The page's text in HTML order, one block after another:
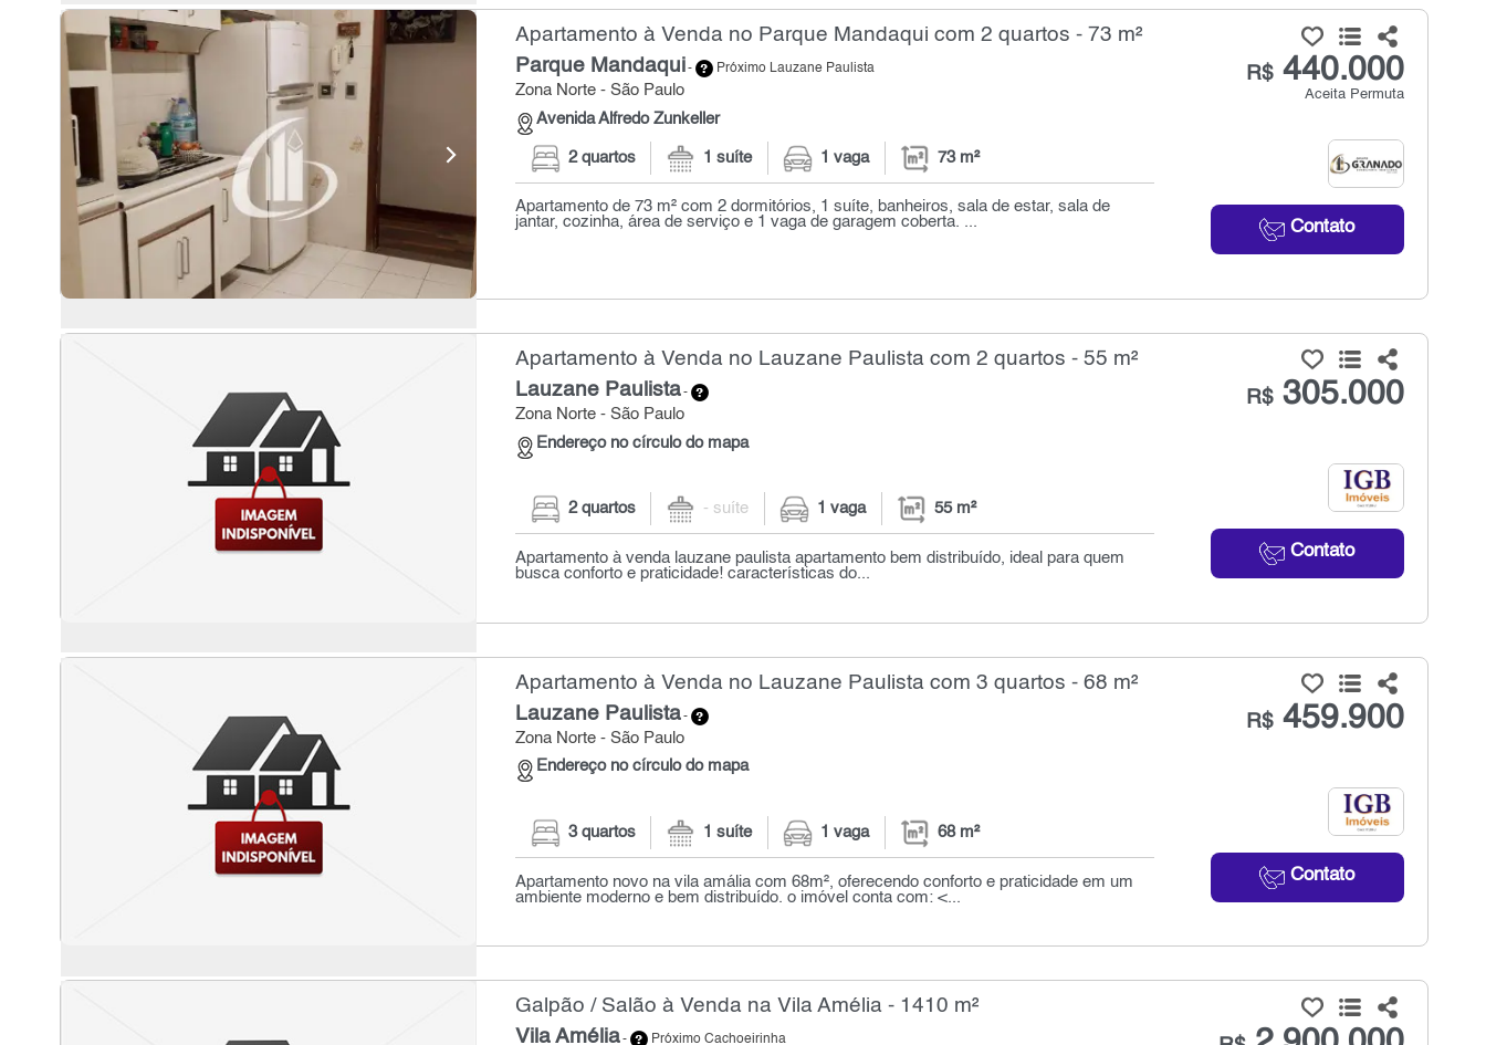
Apartamento à Venda no Parque Mandaqui com 2 quartos - 73 m²
Parque Mandaqui- Próximo Lauzane Paulista
Zona Norte - São Paulo
Avenida Alfredo Zunkeller
R$440.000
Aceita Permuta
Contato
2 quartos 1 suíte 1 vaga 73 m²
Apartamento de 73 m² com 2 dormitórios, 1 suíte, banheiros, sala de estar, sala de
jantar, cozinha, área de serviço e 1 vaga de garagem coberta. ...
Apartamento à Venda no Lauzane Paulista com 2 quartos - 55 m²
Lauzane Paulista-
Zona Norte - São Paulo
Endereço no círculo do mapa
R$305.000
Contato
2 quartos - suíte 1 vaga 55 m²
Apartamento à venda lauzane paulista apartamento bem distribuído, ideal para quem
busca conforto e praticidade! características do...
Apartamento à Venda no Lauzane Paulista com 3 quartos - 68 m²
Lauzane Paulista-
Zona Norte - São Paulo
Endereço no círculo do mapa
R$459.900
Contato
3 quartos 1 suíte 1 vaga 68 m²
Apartamento novo na vila amália com 68m², oferecendo conforto e praticidade em um
ambiente moderno e bem distribuído. o imóvel conta com: <...
Galpão / Salão à Venda na Vila Amélia - 1410 m²
Vila Amélia- Próximo Cachoeirinha